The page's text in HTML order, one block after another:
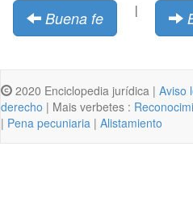
Buena fe |
2020 Enciclopedia jurídica | Aviso
derecho | Mais verbetes :
| Pena pecuniaria | Alistamiento